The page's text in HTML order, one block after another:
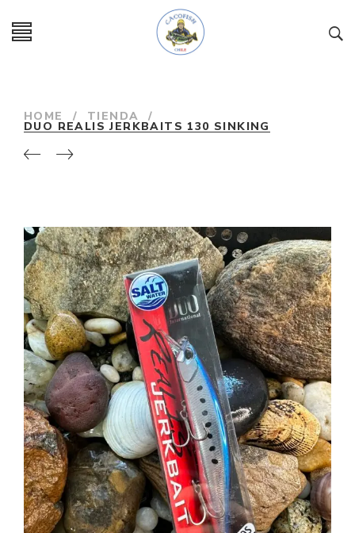
HOME / TIENDA /
DUO REALIS JERKBAITS 130 SINKING